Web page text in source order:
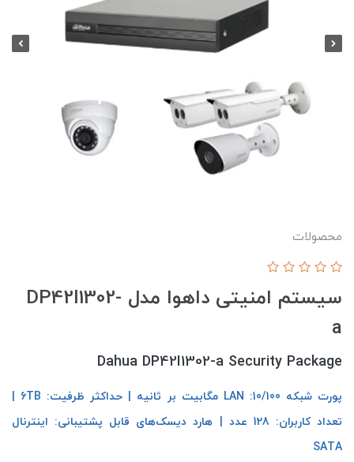
محصولات
سیستم امنیتی داهوا مدل DP42I1302-
a
Dahua DP42I1302-a Security Package
تعداد کاربران: 128 عدد | هارد دیسک‌های قابل پشتیبانی: اینترنال
SATA